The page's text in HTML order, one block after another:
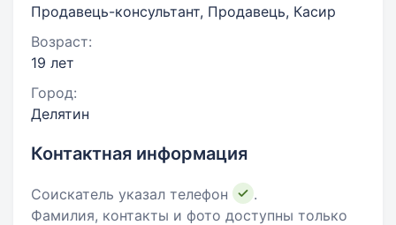
Продавець-консультант, Продавець, Касир
Возраст:
19 лет
Город:
Делятин
Контактная информация
Соискатель указал телефон
.
Фамилия, контакты и фото доступны только